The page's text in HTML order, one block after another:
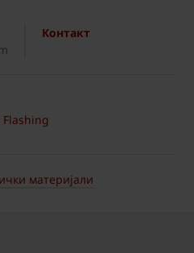
Контакт
Flashing
материјали